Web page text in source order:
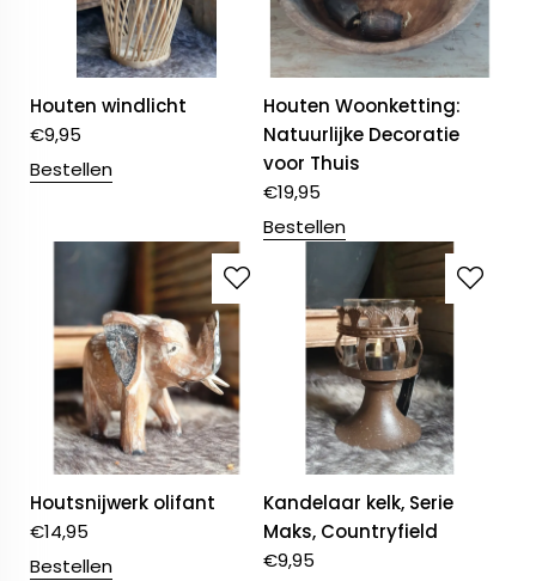
Houten windlicht
€9,95
Bestellen
Houten Woonketting:
Natuurlijke Decoratie
voor Thuis
€19,95
Bestellen
Houtsnijwerk olifant
€14,95
Bestellen
Kandelaar kelk, Serie
Maks, Countryfield
€9,95